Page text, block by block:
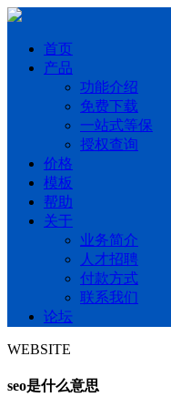
首页
产品
功能介绍
免费下载
一站式等保
授权查询
价格
模板
帮助
关于
业务简介
人才招聘
付款方式
联系我们
论坛
WEBSITE
seo是什么意思